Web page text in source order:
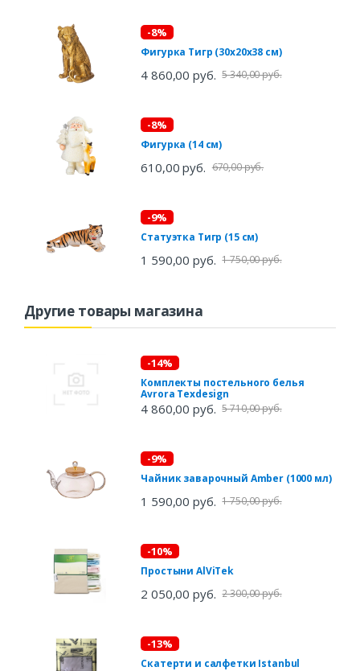
-8%
Фигурка Тигр (30х20х38 см)
4 860,00 руб. 5 340,00 руб.
-8%
Фигурка (14 см)
610,00 руб. 670,00 руб.
-9%
Статуэтка Тигр (15 см)
1 590,00 руб. 1 750,00 руб.
Другие товары магазина
-14%
Комплекты постельного белья
Avrora Texdesign
4 860,00 руб. 5 710,00 руб.
-9%
Чайник заварочный Amber (1000 мл)
1 590,00 руб. 1 750,00 руб.
-10%
Простыни AlViTek
2 050,00 руб. 2 300,00 руб.
-13%
Скатерти и салфетки Istanbul